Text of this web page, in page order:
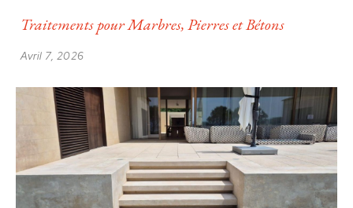
Traitements pour Marbres, Pierres et Bétons
Avril 7, 2026